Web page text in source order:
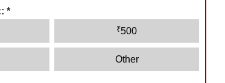
*
₹500
Other